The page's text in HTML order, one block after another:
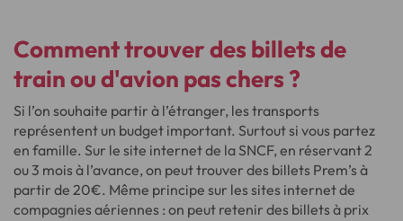
Comment trouver des billets de
train ou d'avion pas chers ?
Si l’on souhaite partir à l’étranger, les transports
représentent un budget important. Surtout si vous partez
en famille. Sur le site internet de la SNCF, en réservant 2
ou 3 mois à l’avance, on peut trouver des billets Prem’s à
partir de 20€. Même principe sur les sites internet de
compagnies aériennes : on peut retenir des billets à prix